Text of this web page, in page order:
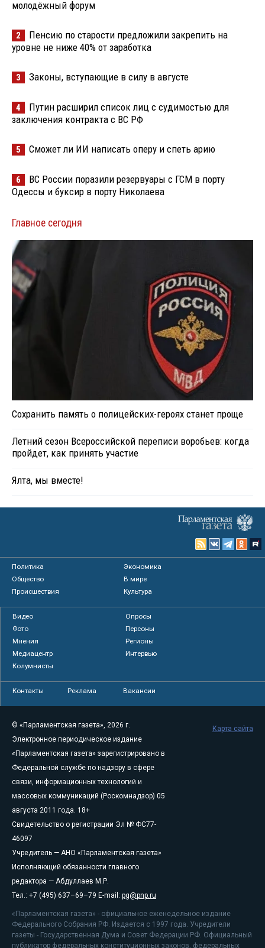
молодёжный форум
2
Пенсию по старости предложили закрепить на
уровне не ниже 40% от заработка
3 Законы, вступающие в силу в августе
4
Путин расширил список лиц с судимостью для
заключения контракта с ВС РФ
5 Сможет ли ИИ написать оперу и спеть арию
6
ВС России поразили резервуары с ГСМ в порту
Одессы и буксир в порту Николаева
Главное сегодня
Сохранить память о полицейских-героях станет проще
Летний сезон Всероссийской переписи воробьев: когда
пройдет, как принять участие
Ялта, мы вместе!
Политика
Экономика
Общество
В мире
Происшествия
Культура
Видео
Опросы
Фото
Персоны
Мнения
Регионы
Медиацентр
Интервью
Колумнисты
Контакты Реклама Вакансии
© «Парламентская газета», 2026 г.
Электронное периодическое издание
«Парламентская газета» зарегистрировано в
Федеральной службе по надзору в сфере
связи, информационных технологий и
массовых коммуникаций (Роскомнадзор) 05
августа 2011 года. 18+
Свидетельство о регистрации Эл № ФС77-
46097
Учредитель — АНО «Парламентская газета»
Исполняющий обязанности главного
редактора — Абдуллаев М.Р.
Тел.: +7 (495) 637–69–79 E-mail: pg@pnp.ru
«Парламентская газета» - официальное еженедельное издание
Федерального Собрания РФ. Издается с 1997 года. Учредители
газеты - Государственная Дума и Совет Федерации РФ. Официальный
публикатор федеральных конституционных законов, федеральных
Карта сайта